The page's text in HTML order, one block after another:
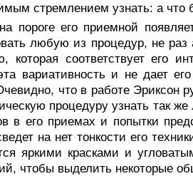
стремлением узнать: а что
пороге его приемной
любую из процедур, не
которая соответствует его
вариативность и не дает
что в работе Эриксон
процедуру узнать так
в его приемах и попытки
на нет тонкости его
яркими красками и
чтобы выделить некоторые